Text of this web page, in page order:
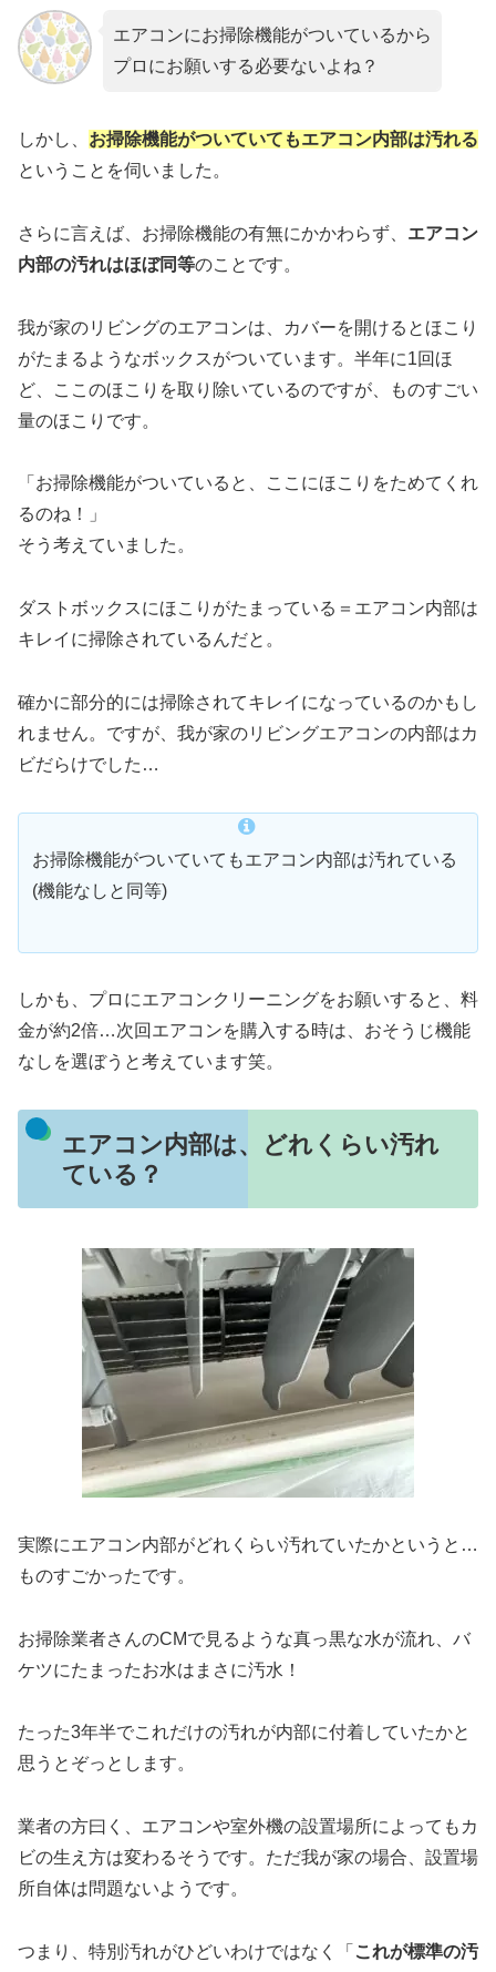
エアコンにお掃除機能がついているから
プロにお願いする必要ないよね？
しかし、 お掃除機能がついていてもエアコン内部は汚れる
ということを伺いました。
さらに言えば、お掃除機能の有無にかかわらず、 エアコン
内部の汚れはほぼ同等のことです。
我が家のリビングのエアコンは、カバーを開けるとほこり
がたまるようなボックスがついています。半年に1回ほ
ど、ここのほこりを取り除いているのですが、ものすごい
量のほこりです。
「お掃除機能がついていると、ここにほこりをためてくれ
るのね！」
そう考えていました。
ダストボックスにほこりがたまっている＝エアコン内部は
キレイに掃除されているんだと。
確かに部分的には掃除されてキレイになっているのかもし
れません。ですが、我が家のリビングエアコンの内部はカ
ビだらけでした…
お掃除機能がついていてもエアコン内部は汚れている
(機能なしと同等)
しかも、プロにエアコンクリーニングをお願いすると、料
金が約2倍…次回エアコンを購入する時は、おそうじ機能
なしを選ぼうと考えています笑。
エアコン内部は、どれくらい汚れ
ている？
実際にエアコン内部がどれくらい汚れていたかというと…
ものすごかったです。
お掃除業者さんのCMで見るような真っ黒な水が流れ、バ
ケツにたまったお水はまさに汚水！
たった3年半でこれだけの汚れが内部に付着していたかと
思うとぞっとします。
業者の方曰く、エアコンや室外機の設置場所によってもカ
ビの生え方は変わるそうです。ただ我が家の場合、設置場
所自体は問題ないようです。
つまり、特別汚れがひどいわけではなく「 これが標準の汚